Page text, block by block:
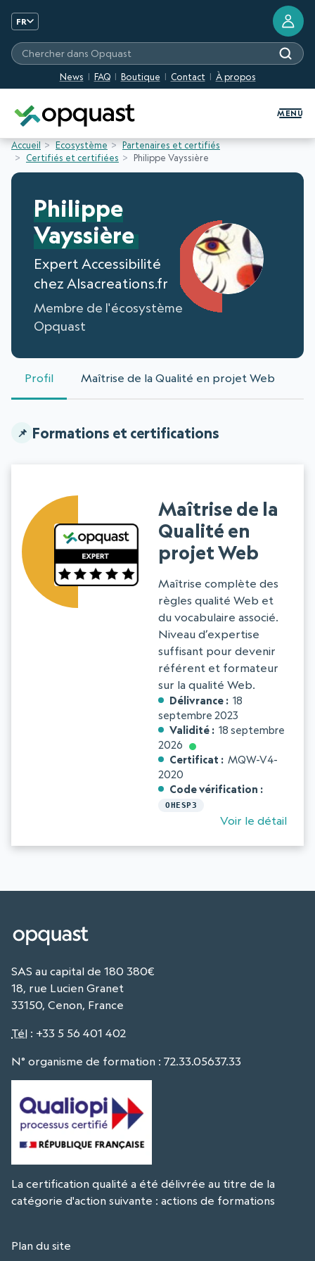
FR
News FAQ Boutique Contact À propos
Chercher dans Opquast
MENU
Accueil Ecosystème
Partenaires et certifiés
Certifiés et certifiées
Philippe Vayssière
Philippe
Vayssière
Expert Accessibilité
chez Alsacreations.fr
Membre de l'écosystème
Opquast
Profil Maîtrise de la Qualité en projet Web
Formations et certifications
Maîtrise de la
Qualité en
projet Web
Maîtrise complète des
règles qualité Web et
du vocabulaire associé.
Niveau d’expertise
suffisant pour devenir
référent et formateur
sur la qualité Web.
Délivrance
18
septembre 2023
Validité
18 septembre
2026
Certificat
MQW-V4-
2020
Code vérification
OHESP3
Voir le détail
SAS au capital de 180 380€
18, rue Lucien Granet
33150, Cenon, France
Tél : +33 5 56 401 402
N° organisme de formation : 72.33.05637.33
La certification qualité a été délivrée au titre de la
catégorie d'action suivante : actions de formations
Plan du site